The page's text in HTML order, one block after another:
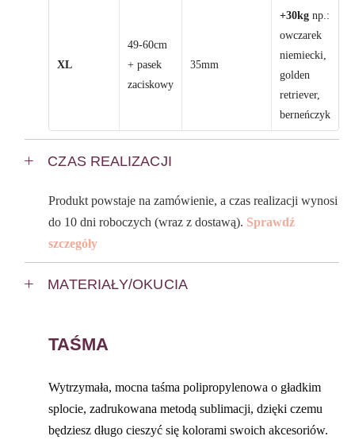
XL
49-60cm
+ pasek
zaciskowy
35mm
+30kg np.:
owczarek
niemiecki,
golden
retriever,
berneńczyk
CZAS REALIZACJI
Produkt powstaje na zamówienie, a czas realizacji wynosi
do 10 dni roboczych (wraz z dostawą). Sprawdź
szczegóły
MATERIAŁY/OKUCIA
TAŚMA
Wytrzymała, mocna taśma polipropylenowa o gładkim
splocie, zadrukowana metodą sublimacji, dzięki czemu
będziesz długo cieszyć się kolorami swoich akcesoriów.